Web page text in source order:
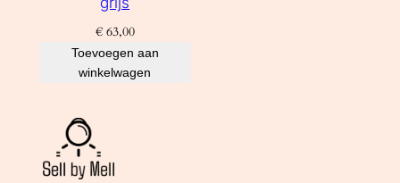
€63,00
Toevoegen aan
winkelwagen